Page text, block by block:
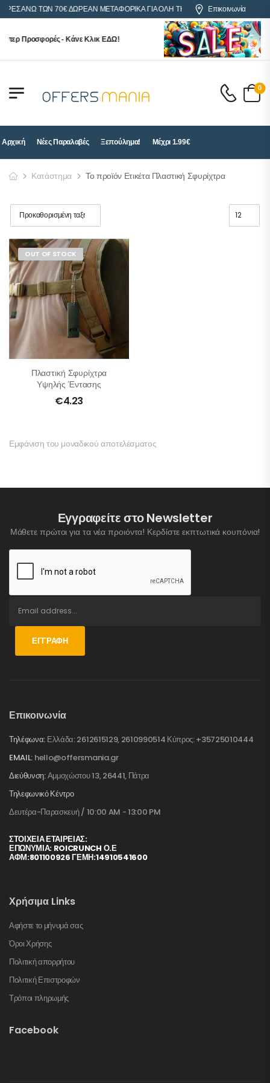
ΑΝΩ ΤΩΝ 70€ ΔΩΡΕΑΝ ΜΕΤΑΦΟΡΙΚΑ ΓΙΑ ΟΛΗ ΤΗΝ ΕΛΛΑΔΑΕπικοινωνία
Προσφορές - Κάνε Κλικ ΕΔΩ!
0
Αρχική Νέες Παραλαβές Ξεπούλημα! Μέχρι 1.99€
Κατάστημα Το προϊόν Ετικέτα Πλαστική Σφυρίχτρα
OUT OF STOCK
Πλαστική Σφυρίχτρα
Υψηλής Έντασης
€4.23
Εμφάνιση του μοναδικού αποτελέσματος
Εγγραφείτε στο Newsletter
Μάθετε πρώτοι για τα νέα προιόντα! Κερδίστε εκπτωτικά κουπόνια!
ΕΓΓΡΑΦΉ
Επικοινωνία
Τηλέφωνα: Ελλάδα: 2612615129, 2610990514 Κύπρος: +35725010444
EMAIL: hello@offersmania.gr
Διεύθυνση:Αμμοχώστου 13, 26441, Πάτρα
Τηλεφωνικό Κέντρο
Δευτέρα-Παρασκευή / 10:00 AM - 13:00 PM
ΣΤΟΙΧΕΊΑ ΕΤΑΙΡΕΊΑΣ:
ΕΠΩΝΥΜΙΑ: ROICRUNCH Ο.Ε
ΑΦΜ:801100926 ΓΕΜΗ:14910541600
Χρήσιμα Links
Αφήστε το μήνυμά σας
Όροι Χρήσης
Πολιτική απορρήτου
Πολιτική Επιστροφών
Τρόποι πληρωμής
Facebook